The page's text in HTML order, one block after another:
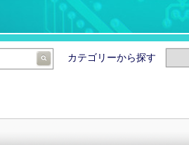
カテゴリーから探す